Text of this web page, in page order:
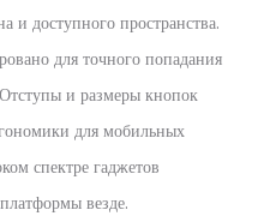
и доступного пространства.
для точного попадания
и размеры кнопок
для мобильных
спектре гаджетов
везде.